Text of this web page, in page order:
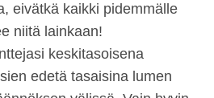
eivätkä kaikki pidemmälle
niitä lainkaan!
keskitasoisena
edetä tasaisina lumen